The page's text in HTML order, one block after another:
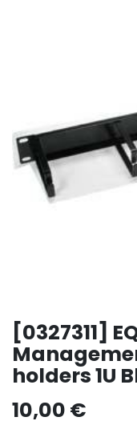
[0327311]
holders 1U
10,00 €